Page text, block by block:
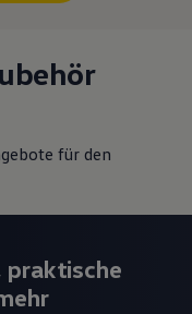
für den
praktische